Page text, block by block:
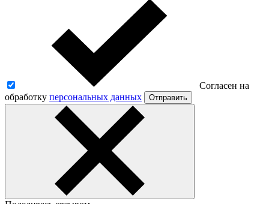
Согласен на
обработку персональных данных Отправить